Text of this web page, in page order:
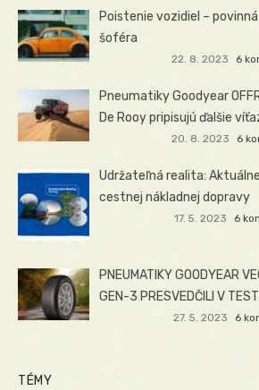
Poistenie vozidiel –
šoféra
22. 8. 2023 6
Pneumatiky Goodyear
De Rooy pripisujú ďalšie
20. 8. 2023 6
Udržateľná realita:
cestnej nákladnej dopravy
17. 5. 2023 6
PNEUMATIKY GOODYEAR
GEN-3 PRESVEDČILI V
27. 5. 2023 6
TÉMY